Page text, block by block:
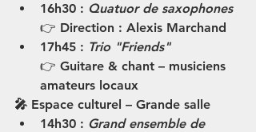
16h30 : Quatuor de saxophones
👉 Direction : Alexis Marchand
17h45 : Trio "Friends"
👉 Guitare & chant – musiciens
amateurs locaux
🎤 Espace culturel – Grande salle
14h30 : Grand ensemble de